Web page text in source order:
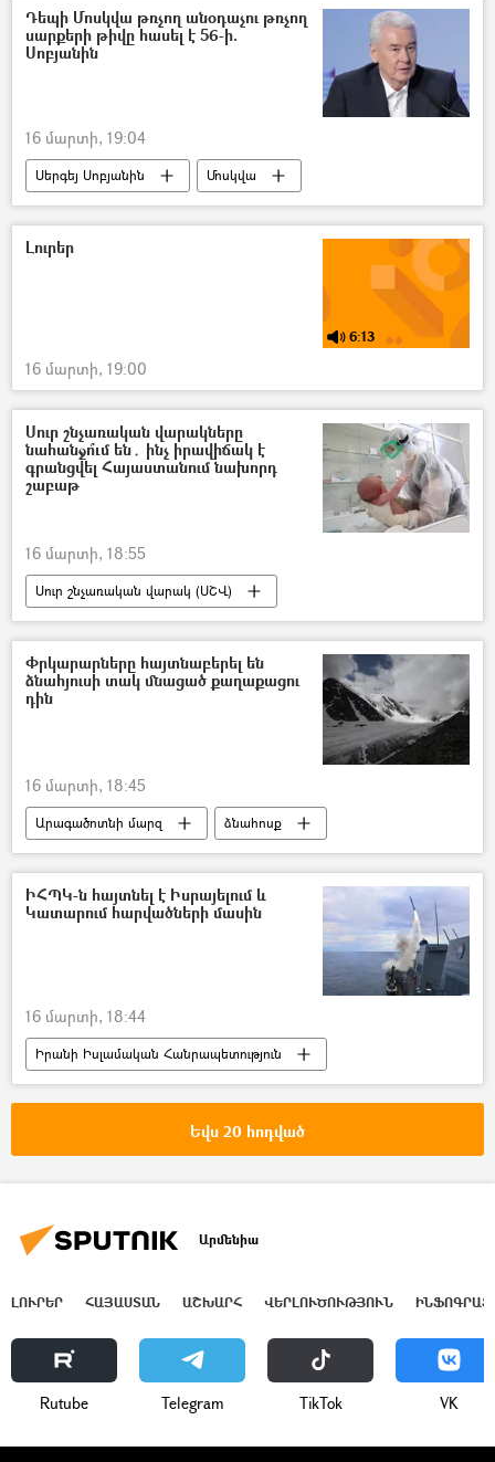
«Օսկար» մրցանակաբաշխություն
Դեպի Մոսկվա թռչող անօդաչու թռչող
սարքերի թիվը հասել է 56-ի.
Սոբյանին
16 մարտի, 19:04
Սերգեյ Սոբյանին
Մոսկվա
անօդաչու թռչող սարք (ԱԹՍ)
Ռուսաստան
Ուկրաինա
Լուրեր
6:13
16 մարտի, 19:00
Սուր շնչառական վարակները
նահանջո՞ւմ են․ ինչ իրավիճակ է
գրանցվել Հայաստանում նախորդ
շաբաթ
16 մարտի, 18:55
Սուր շնչառական վարակ (ՍՇՎ)
Հայաստան
գրիպ հիվանդություն
Փրկարարները հայտնաբերել են
ձնահյուսի տակ մնացած քաղաքացու
դին
16 մարտի, 18:45
Արագածոտնի մարզ
ձնահոսք
Դիակ
ԻՀՊԿ-ն հայտնել է Իսրայելում և
Կատարում հարվածների մասին
16 մարտի, 18:44
Իրանի Իսլամական Հանրապետություն
Իսրայել
Կատար
Եվս 20 հոդված
Արմենիա
ԼՈՒՐԵՐ ՀԱՅԱՍՏԱՆ ԱՇԽԱՐՀ ՎԵՐԼՈՒԾՈՒԹՅՈՒՆ
Rutube Telegram ТikТоk VK